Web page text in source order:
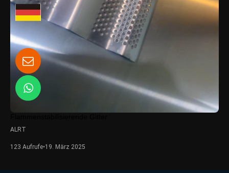
ALRT
123 Aufrufe•19. März 2025